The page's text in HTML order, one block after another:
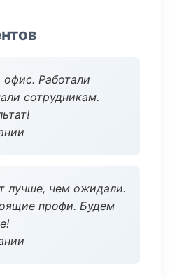
Работали
сотрудникам.
лучше, чем ожидали.
профи. Будем